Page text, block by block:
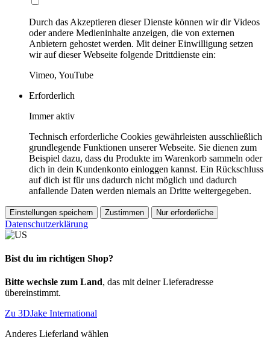
Durch das Akzeptieren dieser Dienste können wir dir Videos
oder andere Medieninhalte anzeigen, die von externen
Anbietern gehostet werden. Mit deiner Einwilligung setzen
wir auf dieser Webseite folgende Drittdienste ein:
Vimeo, YouTube
Erforderlich
Immer aktiv
Technisch erforderliche Cookies gewährleisten ausschließlich
grundlegende Funktionen unserer Webseite. Sie dienen zum
Beispiel dazu, dass du Produkte im Warenkorb sammeln oder
dich in dein Kundenkonto einloggen kannst. Ein Rückschluss
auf dich ist für uns dadurch nicht möglich und dadurch
anfallende Daten werden niemals an Dritte weitergegeben.
Einstellungen speichern Zustimmen Nur erforderliche
Datenschutzerklärung
Bist du im richtigen Shop?
Bitte wechsle zum Land, das mit deiner Lieferadresse
übereinstimmt.
Zu 3DJake International
Anderes Lieferland wählen